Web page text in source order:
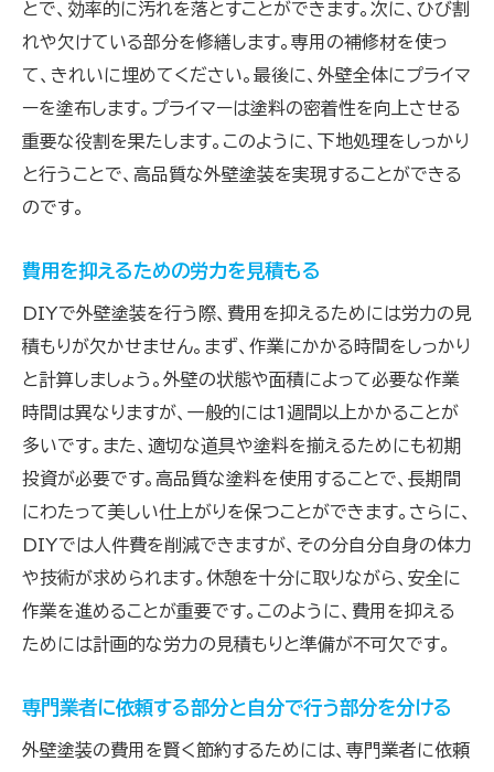
とで、効率的に汚れを落とすことができます。次に、ひび割
れや欠けている部分を修繕します。専用の補修材を使っ
て、きれいに埋めてください。最後に、外壁全体にプライマ
ーを塗布します。プライマーは塗料の密着性を向上させる
重要な役割を果たします。このように、下地処理をしっかり
と行うことで、高品質な外壁塗装を実現することができる
のです。
費用を抑えるための労力を見積もる
DIYで外壁塗装を行う際、費用を抑えるためには労力の見
積もりが欠かせません。まず、作業にかかる時間をしっかり
と計算しましょう。外壁の状態や面積によって必要な作業
時間は異なりますが、一般的には1週間以上かかることが
多いです。また、適切な道具や塗料を揃えるためにも初期
投資が必要です。高品質な塗料を使用することで、長期間
にわたって美しい仕上がりを保つことができます。さらに、
DIYでは人件費を削減できますが、その分自分自身の体力
や技術が求められます。休憩を十分に取りながら、安全に
作業を進めることが重要です。このように、費用を抑える
ためには計画的な労力の見積もりと準備が不可欠です。
専門業者に依頼する部分と自分で行う部分を分ける
外壁塗装の費用を賢く節約するためには、専門業者に依頼